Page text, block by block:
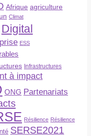
Afrique agriculture
Climat
Digital
ESS
Infrastructures
à impact
ONG Partenariats
Résilience Résilience
SERSE2021